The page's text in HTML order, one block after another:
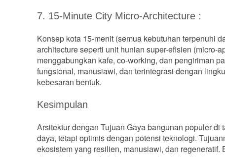
7. 15-Minute City Micro-Architecture :
Konsep kota 15-menit (semua kebutuhan terpenuhi
architecture seperti unit hunian super-efisien (micro-
menggabungkan kafe, co-working, dan pengiriman
fungsional, manusiawi, dan terintegrasi dengan
kebesaran bentuk.
Kesimpulan
Arsitektur dengan Tujuan Gaya bangunan populer
daya, tetapi optimis dengan potensi teknologi.
ekosistem yang resilien, manusiawi, dan